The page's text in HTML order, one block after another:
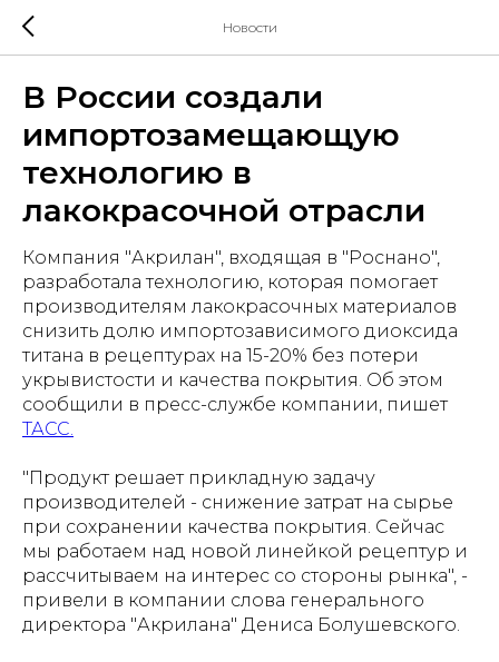
Новости
В России создали
импортозамещающую
технологию в
лакокрасочной отрасли
Компания "Акрилан", входящая в "Роснано",
разработала технологию, которая помогает
производителям лакокрасочных материалов
снизить долю импортозависимого диоксида
титана в рецептурах на 15-20% без потери
укрывистости и качества покрытия. Об этом
сообщили в пресс-службе компании, пишет
ТАСС.
"Продукт решает прикладную задачу
производителей - снижение затрат на сырье
при сохранении качества покрытия. Сейчас
мы работаем над новой линейкой рецептур и
рассчитываем на интерес со стороны рынка", -
привели в компании слова генерального
директора "Акрилана" Дениса Болушевского.